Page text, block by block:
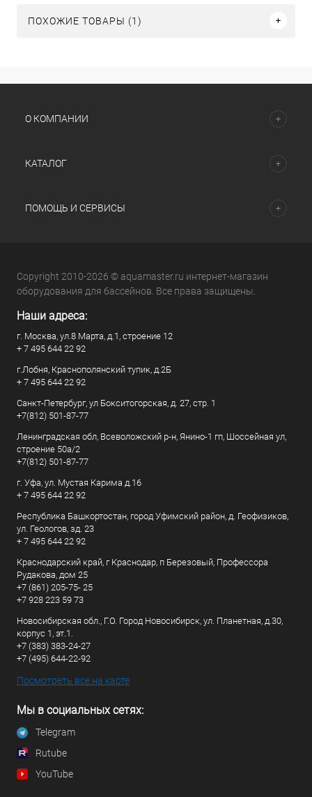
ПОХОЖИЕ ТОВАРЫ (1)
О КОМПАНИИ
КАТАЛОГ
ПОМОЩЬ И СЕРВИСЫ
Copyright 2010-2026 © aquamaster.ru интернет-магазин
оборудования для бассейнов. Все права защищены.
Наши адреса:
г. Москва, ул.8 Марта, д.1, строение 12
+ 7 495 644 22 92
г.Лобня, Краснополянский тупик, д.2Б
+ 7 495 644 22 92
Санкт-Петербург, ул Бокситогорская, д. 27, стр. 1
+7(812) 501-87-77
Ленинградская обл, Всеволожский р-н, Янино-1 гп, Шоссейная ул,
строение 50а/2
+7(812) 501-87-77
г. Уфа, ул. Мустая Карима д.16
+ 7 495 644 22 92
Республика Башкортостан, город Уфимский район, д. Геофизиков,
ул. Геологов, зд. 23
+ 7 495 644 22 92
Краснодарский край, г Краснодар, п Березовый, Профессора
Рудакова, дом 25
+7 (861) 205-75- 25
+7 928 223 59 73
Новосибирская обл., Г.О. Город Новосибирск, ул. Планетная, д.30,
корпус 1, эт.1.
+7 (383) 383-24-27
+7 (495) 644-22-92
Посмотреть все на карте
Мы в социальных сетях:
Telegram
Rutube
YouTube